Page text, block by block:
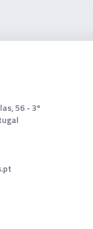
56 - 3º